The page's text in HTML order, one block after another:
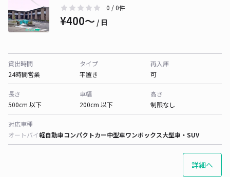
0 / 0件
¥400〜 / 日
貸出時間
24時間営業
タイプ
平置き
再入庫
可
長さ
500cm 以下
車幅
200cm 以下
高さ
制限なし
対応車種
オートバイ軽自動車コンパクトカー中型車ワンボックス大型車・SUV
詳細へ